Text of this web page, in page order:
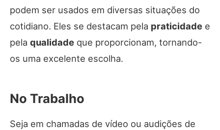
podem ser usados em diversas situações do
cotidiano. Eles se destacam pela praticidade e
pela qualidade que proporcionam, tornando-
os uma excelente escolha.
No Trabalho
Seja em chamadas de vídeo ou audições de